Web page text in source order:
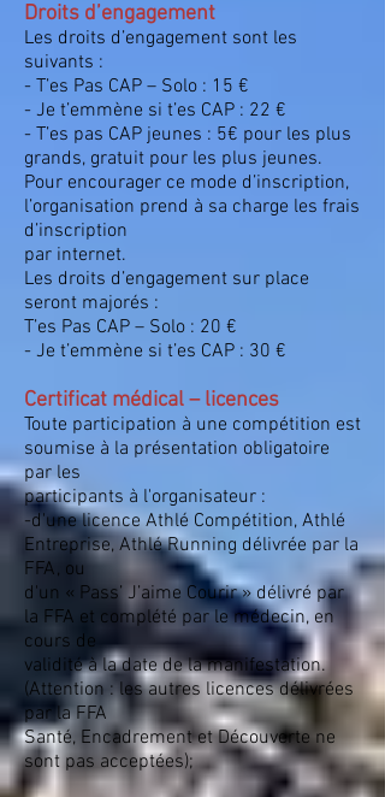
Droits d’engagement
Les droits d’engagement sont les
suivants :
- T’es Pas CAP – Solo : 15 €
- Je t’emmène si t’es CAP : 22 €
- T’es pas CAP jeunes : 5€ pour les plus
grands, gratuit pour les plus jeunes.
Pour encourager ce mode d’inscription,
l’organisation prend à sa charge les frais
d’inscription
par internet.
Les droits d’engagement sur place
seront majorés :
T’es Pas CAP – Solo : 20 €
- Je t’emmène si t’es CAP : 30 €
Certificat médical – licences
Toute participation à une compétition est
soumise à la présentation obligatoire
par les
participants à l'organisateur :
-d'une licence Athlé Compétition, Athlé
Entreprise, Athlé Running délivrée par la
FFA, ou
d'un « Pass’ J’aime Courir » délivré par
la FFA et complété par le médecin, en
cours de
validité à la date de la manifestation.
(Attention : les autres licences délivrées
par la FFA
Santé, Encadrement et Découverte ne
sont pas acceptées);